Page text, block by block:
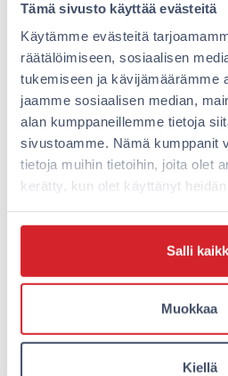
Tämä sivusto käyttää evästeitä
Käytämme evästeitä
räätälöimiseen, sosiaalisen
tukemiseen ja kävijämäärämme
jaamme sosiaalisen median,
alan kumppaneillemme tietoja
sivustoamme. Nämä kumppanit
tietoja muihin tietoihin, joita olet
kerätty, kun olet käyttänyt heidän
Salli
Muokkaa
Kiellä
Pilvi: Oma kotikaupunkini
ei saa valita niin Tampere on
ilmapiiri, hyviä ravintoloita,
Joonas: Tampere, mukavat
tahtia. Tiivis keskusta ja
Riina: Lempikaupunkini on
satamakaupunki, josta löytyy
yhteisöllisyyttä. Kesäisin
tapahtumien myötä ja tuo
Suomea. Inkoolla on myös
Seidi: Lempikaupunki on
kaupungissa pääsee
kuin metsän rauhasta sekä